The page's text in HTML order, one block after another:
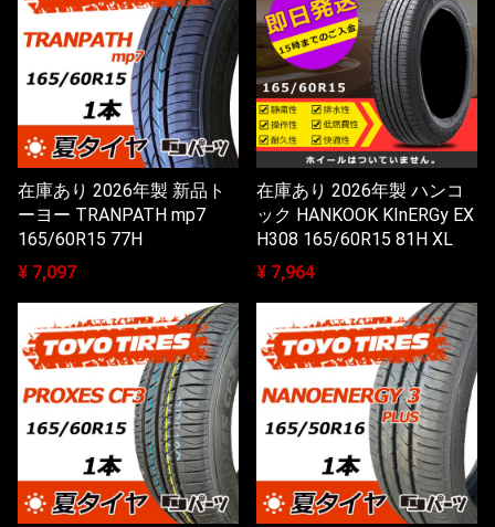
在庫あり 2026年製 新品ト
ーヨー TRANPATH mp7
165/60R15 77H
¥ 7,097
在庫あり 2026年製 ハンコ
ック HANKOOK KInERGy EX
H308 165/60R15 81H XL
¥ 7,964